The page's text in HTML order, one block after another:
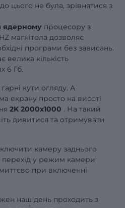
цього не була, зрівнятися з
ядерному процесору з
магнітола дозволяє
програми без зависань.
велика кількість
6 Гб.
кути огляду. А
екрану просто на висоті
2K 2000x1000 . На такий
дивитися та отримувати
камеру заднього
перехід у режим камери
при включенні
наш день проходить з